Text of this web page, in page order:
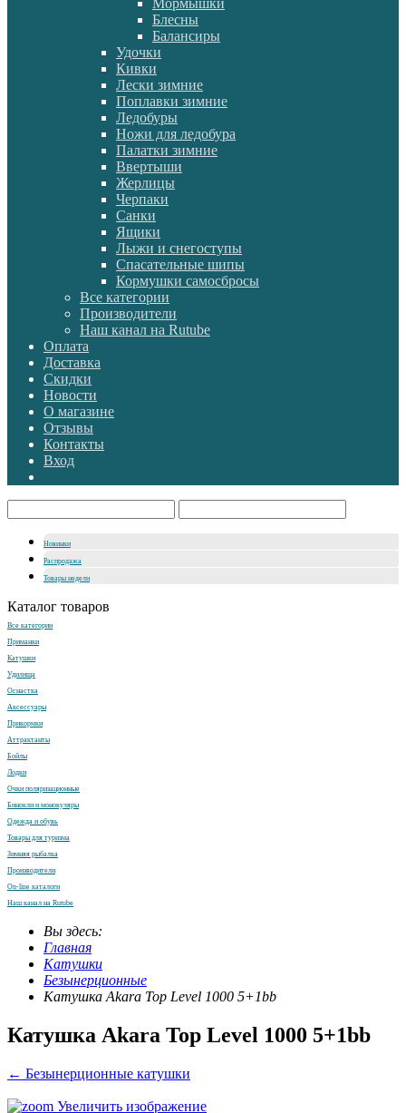
Мормышки
Блесны
Балансиры
Удочки
Кивки
Лески зимние
Поплавки зимние
Ледобуры
Ножи для ледобура
Палатки зимние
Ввертыши
Жерлицы
Черпаки
Санки
Ящики
Лыжи и снегоступы
Спасательные шипы
Кормушки самосбросы
Все категории
Производители
Наш канал на Rutube
Оплата
Доставка
Скидки
Новости
О магазине
Отзывы
Контакты
Вход
Новинки
Распродажа
Товары недели
Каталог товаров
Все категории
Приманки
Катушки
Удилища
Оснастка
Аксессуары
Прикормки
Аттрактанты
Бойлы
Лодки
Очки поляризационные
Бинокли и монокуляры
Одежда и обувь
Товары для туризма
Зимняя рыбалка
Производители
On-line каталоги
Наш канал на Rutube
Вы здесь:
Главная
Катушки
Безынерционные
Катушка Akara Top Level 1000 5+1bb
Катушка Akara Top Level 1000 5+1bb
← Безынерционные катушки
Увеличить изображение